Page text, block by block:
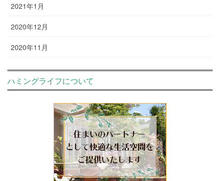
2021年1月
2020年12月
2020年11月
ハミングライフについて